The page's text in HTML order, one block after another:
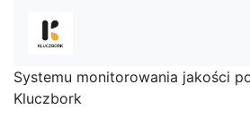
Systemu monitorowania jakości
Kluczbork